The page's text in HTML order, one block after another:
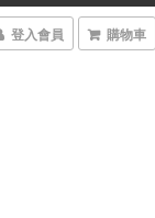
登入會員 購物車